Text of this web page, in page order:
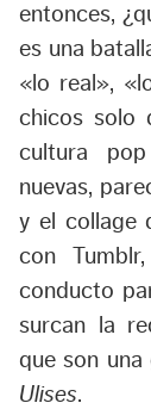
entonces,
es una
«lo real»,
chicos solo
cultura
nuevas,
y el collage
con
conducto
surcan la
que son una
Ulises.